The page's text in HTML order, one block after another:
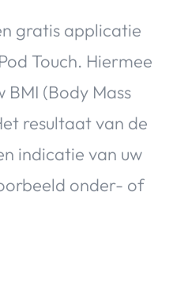
gratis applicatie
Touch. Hiermee
BMI (Body Mass
resultaat van de
indicatie van uw
onder- of